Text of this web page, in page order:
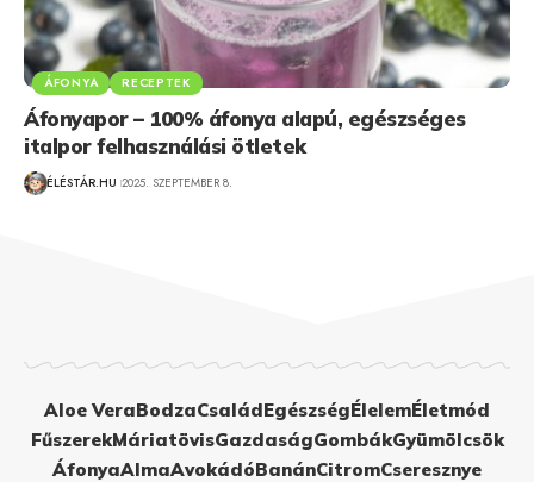
ÁFONYA RECEPTEK
Áfonyapor – 100% áfonya alapú, egészséges
italpor felhasználási ötletek
ÉLÉSTÁR.HU 2025. SZEPTEMBER 8.
Aloe VeraBodzaCsaládEgészségÉlelemÉletmód
FűszerekMáriatövisGazdaságGombákGyümölcsök
ÁfonyaAlmaAvokádóBanánCitromCseresznye